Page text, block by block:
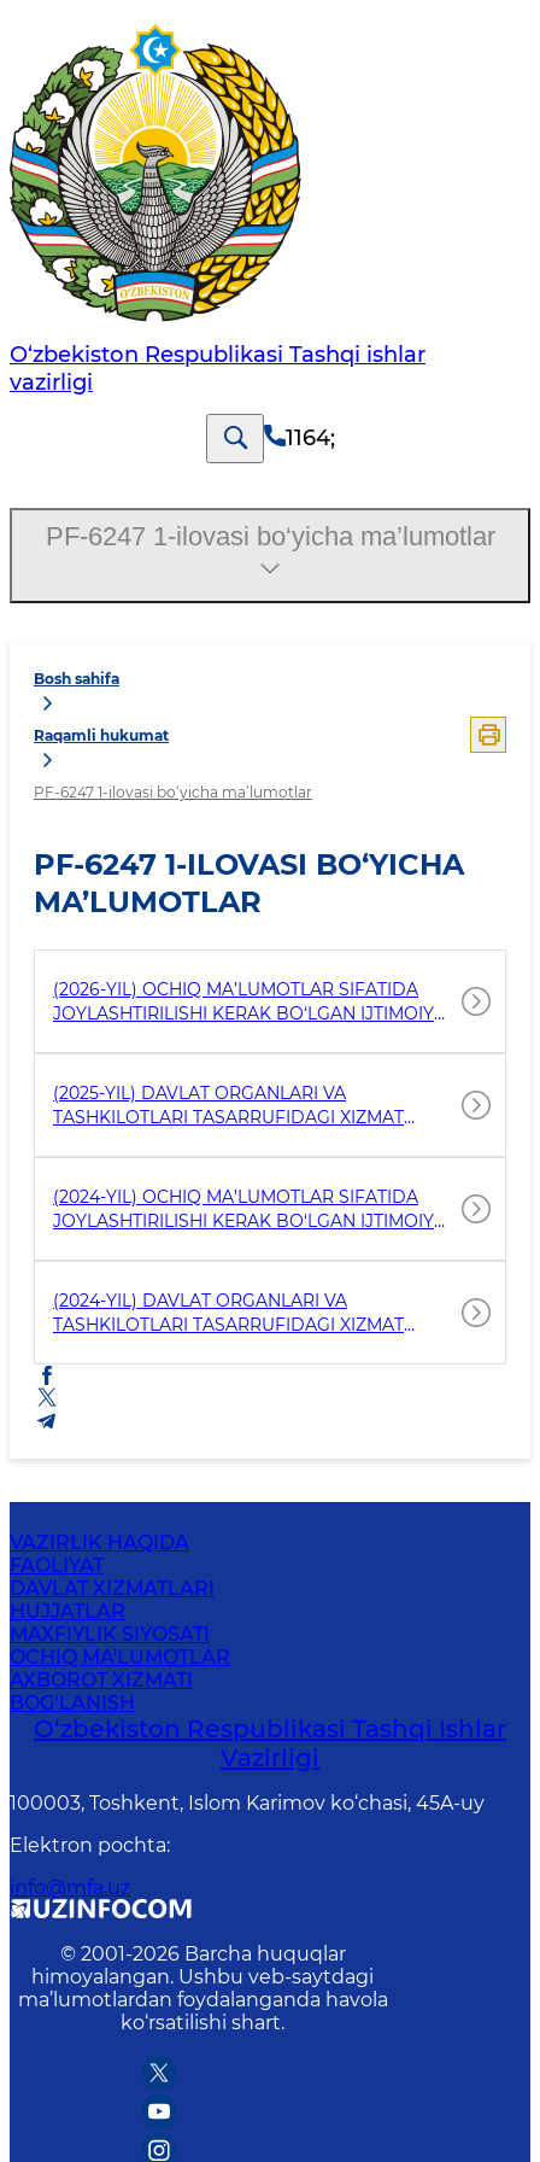
O‘zbеkistоn Rеspublikаsi Tashqi ishlаr
vаzirligi
1164;
Bosh sahifa
Raqamli hukumat
PF-6247 1-ilovasi bo‘yicha ma’lumotlar
PF-6247 1-ILOVASI BO‘YICHA
MA’LUMOTLAR
(2026-YIL) OCHIQ MA’LUMOTLAR SIFATIDA
JOYLASHTIRILISHI KERAK BO‘LGAN IJTIMOIY
(2025-YIL) DAVLAT ORGANLARI VA
TASHKILOTLARI TASARRUFIDAGI XIZMAT
UYLARI VA BOSHQA KO‘CHMAS MULKLAR,
QURILISHI TUGALLANMAGAN OBYEKTLAR
TO‘G‘RISIDAGI MAʼLUMOTLAR
(2024-YIL) OCHIQ MA’LUMOTLAR SIFATIDA
JOYLASHTIRILISHI KERAK BO‘LGAN IJTIMOIY
(2024-YIL) DAVLAT ORGANLARI VA
TASHKILOTLARI TASARRUFIDAGI XIZMAT
QURILISHI TUGALLANMAGAN OBYEKTLAR
TO‘G‘RISIDAGI MAʼLUMOTLAR
PF-6247 1-ilovasi bo‘yicha ma’lumotlar
VAZIRLIK HAQIDA
FAOLIYAT
DAVLAT XIZMATLARI
HUJJATLAR
MAXFIYLIK SIYOSATI
OCHIQ MA'LUMOTLAR
AXBOROT XIZMATI
BOG‘LANISH
O‘zbеkistоn Rеspublikаsi Tashqi Ishlаr
Vаzirligi
100003, Toshkent, Islom Karimov ko‘chasi, 45A-uy
Elektron pochta:
info@mfa.uz
© 2001-2026 Barcha huquqlar
himoyalangan. Ushbu veb-saytdagi
ma’lumotlardan foydalanganda havola
ko‘rsatilishi shart.